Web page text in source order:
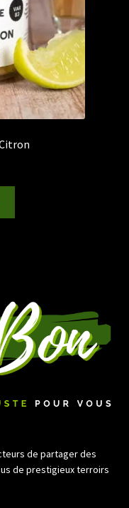
de partager des
de prestigieux terroirs